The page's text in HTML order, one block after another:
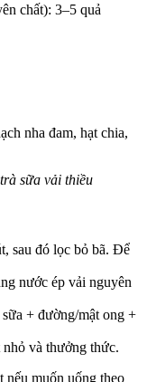
chất): 3–5 quả
nha đam, hạt chia,
sữa vải thiều
sau đó lọc bỏ bã. Để
nước ép vải nguyên
+ đường/mật ong +
và thưởng thức.
nếu muốn uống theo